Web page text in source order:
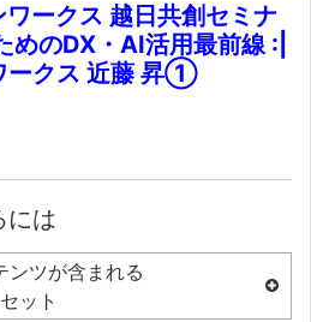
ークス 越日共創セミナ
めのDX・AI活用最前線 :|
ークス 近藤 昇①
には
ンツが含まれる
セット